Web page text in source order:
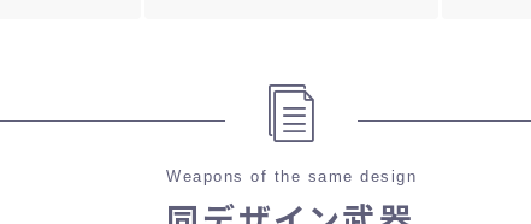
Weapons of the same design